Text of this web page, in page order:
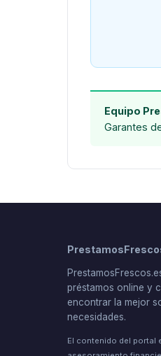
Equipo
Garantes
préstamos online y
encontrar la mejor
necesidades.
El contenido del portal